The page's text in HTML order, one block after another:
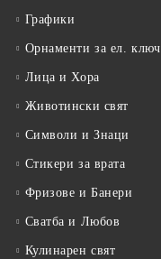
Графики
Орнаменти за ел. ключ
Лица и Хора
Животински свят
Символи и Знаци
Стикери за врата
Фризове и Банери
Сватба и Любов
Кулинарен свят